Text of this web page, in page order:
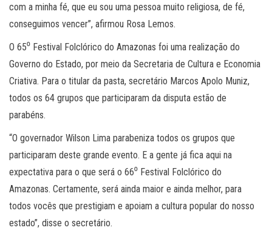
com a minha fé, que eu sou uma pessoa muito religiosa, de fé,
conseguimos vencer”, afirmou Rosa Lemos.
O 65⁰ Festival Folclórico do Amazonas foi uma realização do
Governo do Estado, por meio da Secretaria de Cultura e Economia
Criativa. Para o titular da pasta, secretário Marcos Apolo Muniz,
todos os 64 grupos que participaram da disputa estão de
parabéns.
“O governador Wilson Lima parabeniza todos os grupos que
participaram deste grande evento. E a gente já fica aqui na
expectativa para o que será o 66⁰ Festival Folclórico do
Amazonas. Certamente, será ainda maior e ainda melhor, para
todos vocês que prestigiam e apoiam a cultura popular do nosso
estado”, disse o secretário.